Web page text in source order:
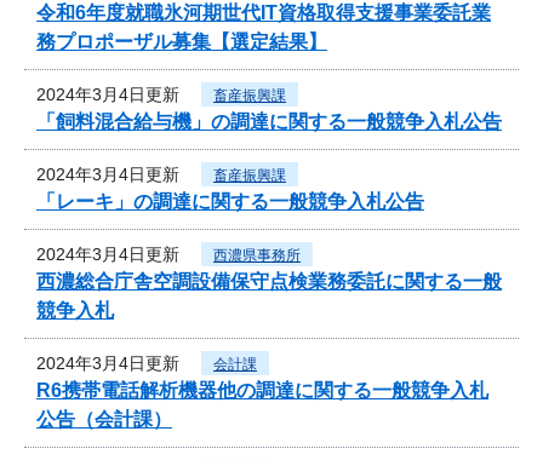
令和6年度就職氷河期世代IT資格取得支援事業委託業
務プロポーザル募集【選定結果】
2024年3月4日更新 畜産振興課
「飼料混合給与機」の調達に関する一般競争入札公告
2024年3月4日更新 畜産振興課
「レーキ」の調達に関する一般競争入札公告
2024年3月4日更新 西濃県事務所
西濃総合庁舎空調設備保守点検業務委託に関する一般
競争入札
2024年3月4日更新 会計課
R6携帯電話解析機器他の調達に関する一般競争入札
公告（会計課）